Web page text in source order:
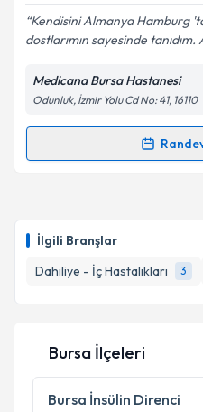
İlgili Branşlar
Dahiliye - İç Hastalıkları
3
Metni'ni okudum ve
kapsamda
Takvim
Kendisini Almanya Hamburg
dostlarımın sayesinde tanıdım.
Medicana Bursa Hastanesi
Odunluk, İzmir Yolu Cd No: 41, 16110
Randevu Takvimi
için bir takvim
bilgilendireceğiz.
E-posta Adresiniz
Kişisel verilerimin
Bursa İlçeleri
Bursa İnsülin Direnci